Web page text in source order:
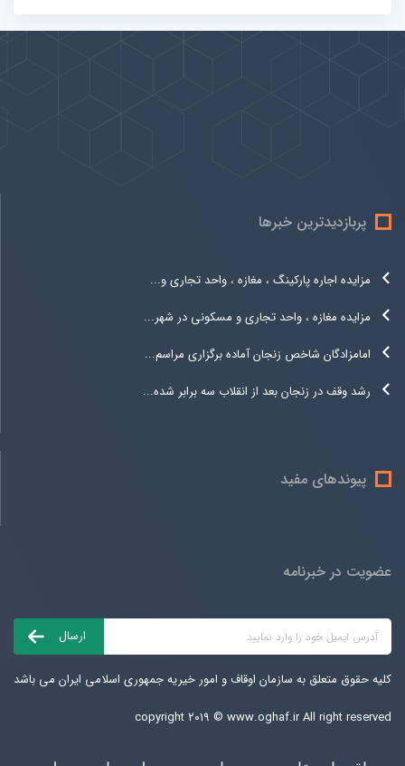
پربازدیدترین خبرها
مزایده اجاره پارکینگ ، مغازه ، واحد تجاری و...
مزایده مغازه ، واحد تجاری و مسکونی در شهر...
امامزادگان شاخص زنجان آماده برگزاری مراسم...
رشد وقف در زنجان بعد از انقلاب سه برابر شده...
پیوندهای مفید
عضویت در خبرنامه
کلیه حقوق متعلق به سازمان اوقاف و امور خیریه جمهوری اسلامی ایران می باشد
copyright ۲۰۱۹ © www.oghaf.irAll right reserved